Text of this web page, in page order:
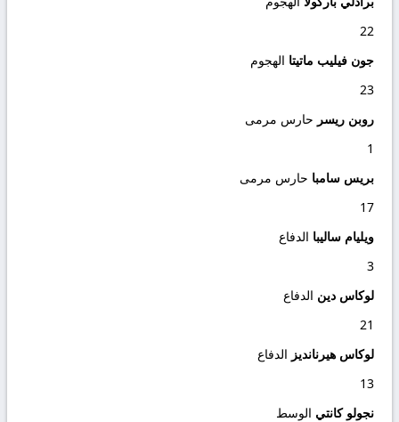
22
جون فيليب ماتيتا الهجوم
23
روبن ريسر حارس مرمى
1
بريس سامبا حارس مرمى
17
ويليام ساليبا الدفاع
3
لوكاس دين الدفاع
21
لوكاس هيرنانديز الدفاع
13
نجولو كانتي الوسط